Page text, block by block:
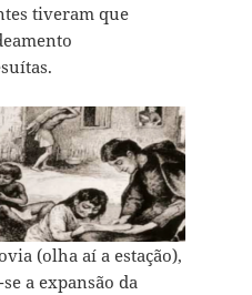
tiveram que
(olha aí a estação),
a expansão da